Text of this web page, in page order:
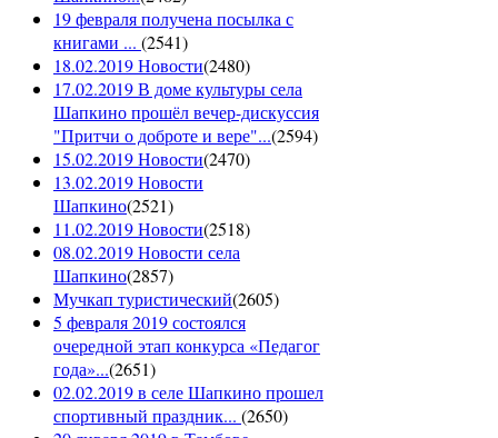
19 февраля получена посылка с
книгами ... (2541)
18.02.2019 Новости(2480)
17.02.2019 В доме культуры села
Шапкино прошёл вечер-дискуссия
"Притчи о доброте и вере"...(2594)
15.02.2019 Новости(2470)
13.02.2019 Новости
Шапкино(2521)
11.02.2019 Новости(2518)
08.02.2019 Новости села
Шапкино(2857)
Мучкап туристический(2605)
5 февраля 2019 состоялся
очередной этап конкурса «Педагог
года»...(2651)
02.02.2019 в селе Шапкино прошел
спортивный праздник... (2650)